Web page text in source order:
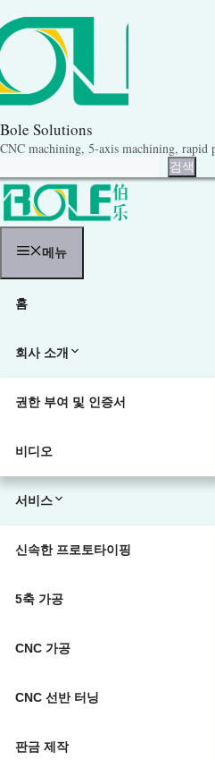
텐
츠
건
너
뛰
기
Bole Solutions
CNC machining, 5-axis machining, rapid
검색
메뉴
홈
회사 소개
권한 부여 및 인증서
비디오
서비스
신속한 프로토타이핑
5축 가공
CNC 가공
CNC 선반 터닝
판금 제작